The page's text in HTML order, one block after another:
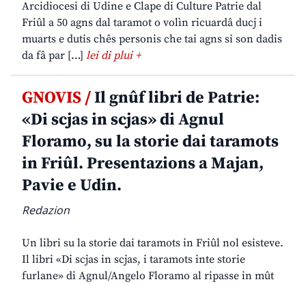
Arcidiocesi di Udine e Clape di Culture Patrie dal
Friûl a 50 agns dal taramot o volìn ricuardâ ducj i
muarts e dutis chês personis che tai agns si son dadis
da fâ par […] lei di plui +
GNOVIS /Il gnûf libri de Patrie:
«Di scjas in scjas» di Agnul
Floramo, su la storie dai taramots
in Friûl. Presentazions a Majan,
Pavie e Udin.
Redazion
Un libri su la storie dai taramots in Friûl nol esisteve.
Il libri «Di scjas in scjas, i taramots inte storie
furlane» di Agnul/Angelo Floramo al ripasse in mût